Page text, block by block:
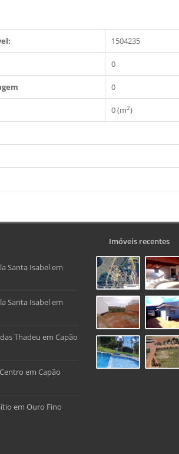
1504235
0
0
0 (m2)
Santa Isabel em
Santa Isabel em
Thadeu em Capão
em Capão
em Ouro Fino
Imóveis recentes